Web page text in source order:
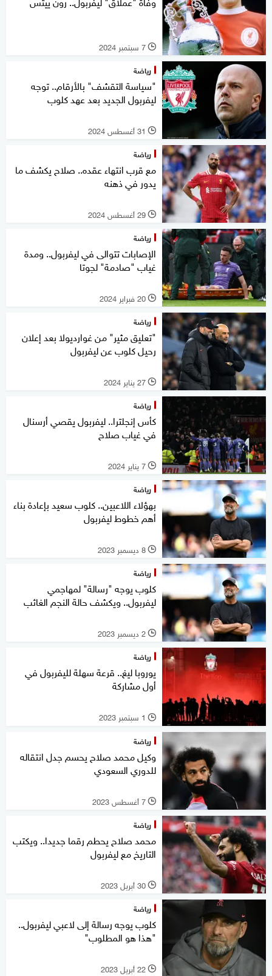
l 7 سبتمبر 2024
رياضة
"سياسة التقشف" بالأرقام.. توجه
ليفربول الجديد بعد عهد كلوب
l 31 أغسطس 2024
رياضة
مع قرب انتهاء عقده.. صلاح يكشف ما
يدور في ذهنه
l 29 أغسطس 2024
رياضة
الإصابات تتوالى في ليفربول.. ومدة
غياب "صادمة" لجوتا
l 20 فبراير 2024
رياضة
"تعليق مثير" من غوارديولا بعد إعلان
رحيل كلوب عن ليفربول
l 27 يناير 2024
رياضة
كأس إنجلترا.. ليفربول يقصي أرسنال
في غياب صلاح
l 7 يناير 2024
رياضة
بهؤلاء اللاعبين.. كلوب سعيد بإعادة بناء
أهم خطوط ليفربول
l 8 ديسمبر 2023
رياضة
كلوب يوجه "رسالة" لمهاجمي
ليفربول.. ويكشف حالة النجم الغائب
l 2 ديسمبر 2023
رياضة
يوروبا ليغ.. قرعة سهلة لليفربول في
أول مشاركة
l 1 سبتمبر 2023
رياضة
وكيل محمد صلاح يحسم جدل انتقاله
للدوري السعودي
l 7 أغسطس 2023
رياضة
محمد صلاح يحطم رقما جديدا.. ويكتب
التاريخ مع ليفربول
l 30 أبريل 2023
رياضة
كلوب يوجه رسالة إلى لاعبي ليفربول..
"هذا هو المطلوب"
l 22 أبريل 2023